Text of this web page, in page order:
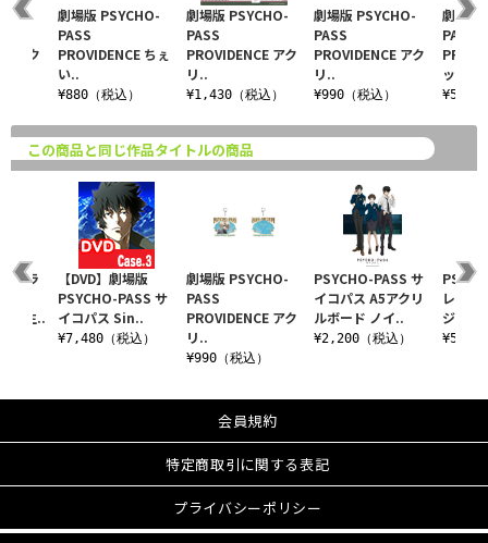
劇場版 PSYCHO-
PASS
PROVIDENCE アク
リ..
¥1,430（税込）
劇場版 PSYCHO-
PASS
PROVIDENCE アク
リ..
¥990（税込）
劇場版
PASS
ッ..
¥550
アク
劇場版 PSYCHO-
PASS
PROVIDENCE ちぇ
い..
¥880（税込）
この商品と同じ作品タイトルの商品
劇場版 PSYCHO-
PASS
PROVIDENCE アク
リ..
¥990（税込）
PSYCHO-PASS サ
イコパス A5アクリ
ルボード ノイ..
¥2,200（税込）
レーデ
ジ ウ
¥550
ラ
弥生..
【DVD】劇場版
PSYCHO-PASS サ
イコパス Sin..
¥7,480（税込）
会員規約
特定商取引に関する表記
プライバシーポリシー